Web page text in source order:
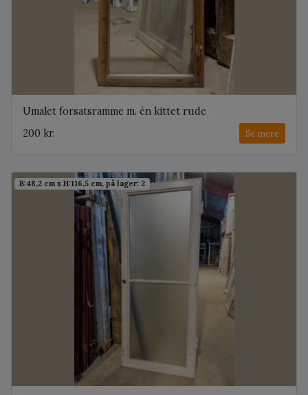
Umalet forsatsramme m. én kittet rude
200 kr.
Se mere
B:48,2 cm x H:116,5 cm, på lager: 2